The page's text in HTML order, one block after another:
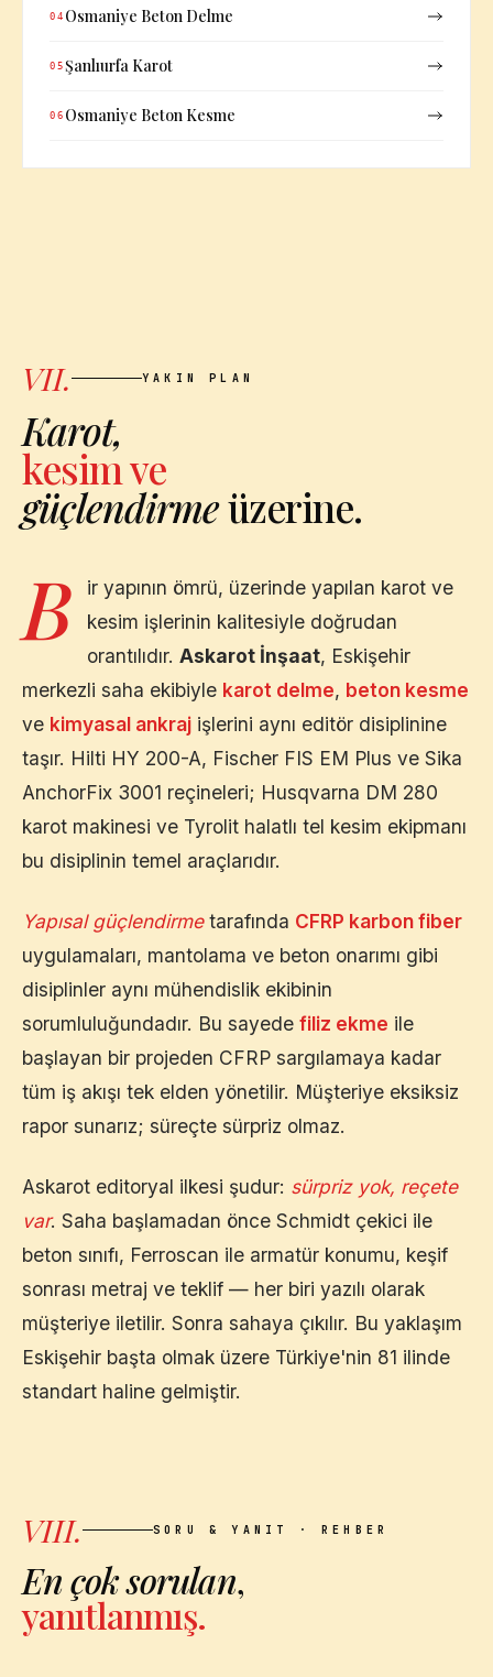
04 Osmaniye Beton Delme
05 Şanlıurfa Karot
06 Osmaniye Beton Kesme
VII. YAKIN PLAN
Karot,
kesim ve
güçlendirmeüzerine.
B
ir yapının ömrü, üzerinde yapılan karot ve
kesim işlerinin kalitesiyle doğrudan
orantılıdır. Askarot İnşaat, Eskişehir
merkezli saha ekibiyle karot delme, beton kesme
ve kimyasal ankraj işlerini aynı editör disiplinine
taşır. Hilti HY 200-A, Fischer FIS EM Plus ve Sika
AnchorFix 3001 reçineleri; Husqvarna DM 280
karot makinesi ve Tyrolit halatlı tel kesim ekipmanı
bu disiplinin temel araçlarıdır.
Yapısal güçlendirmetarafında CFRP karbon fiber
uygulamaları, mantolama ve beton onarımı gibi
disiplinler aynı mühendislik ekibinin
sorumluluğundadır. Bu sayede filiz ekme ile
başlayan bir projeden CFRP sargılamaya kadar
tüm iş akışı tek elden yönetilir. Müşteriye eksiksiz
rapor sunarız; süreçte sürpriz olmaz.
Askarot editoryal ilkesi şudur: sürpriz yok, reçete
var. Saha başlamadan önce Schmidt çekici ile
beton sınıfı, Ferroscan ile armatür konumu, keşif
sonrası metraj ve teklif — her biri yazılı olarak
müşteriye iletilir. Sonra sahaya çıkılır. Bu yaklaşım
Eskişehir başta olmak üzere Türkiye'nin 81 ilinde
standart haline gelmiştir.
VIII. SORU & YANIT · REHBER
En çok sorulan,
yanıtlanmış.